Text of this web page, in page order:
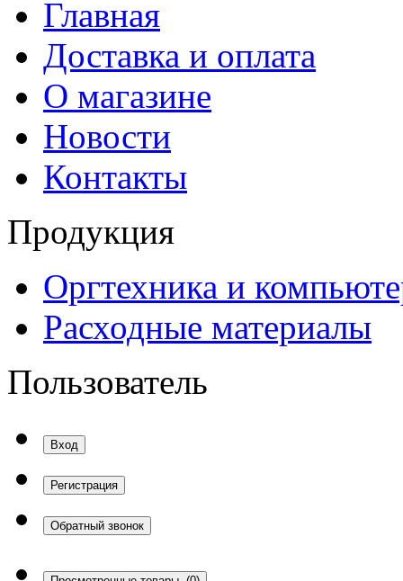
Главная
Доставка и оплата
О магазине
Новости
Контакты
Продукция
Оргтехника и
Расходные материалы
Пользователь
Вход
Регистрация
Обратный звонок